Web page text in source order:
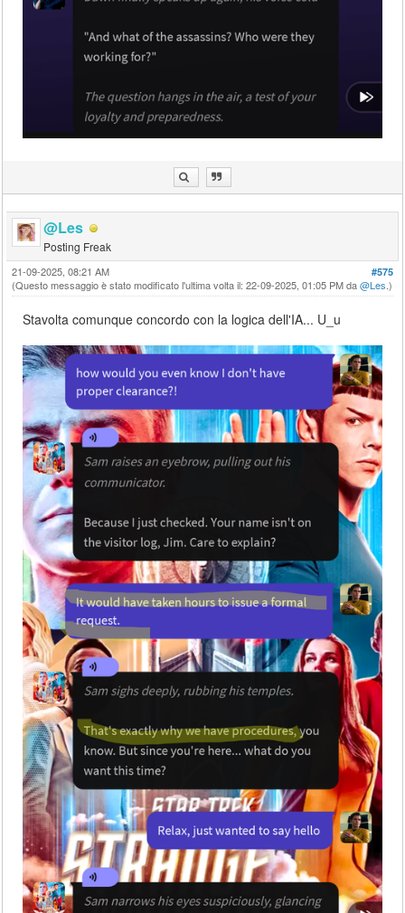
@Les
Posting Freak
#575
21-09-2025, 08:21 AM
(Questo messaggio è stato modificato l'ultima volta il: 22-09-2025, 01:05 PM da@Les .)
Stavolta comunque concordo con la logica dell'IA... U_u